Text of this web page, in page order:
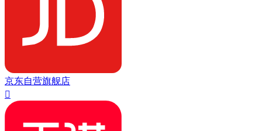
京东自营旗舰店
